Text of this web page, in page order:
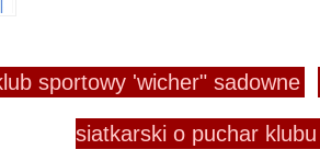
sportowy 'wicher" sadowne
siatkarski o puchar